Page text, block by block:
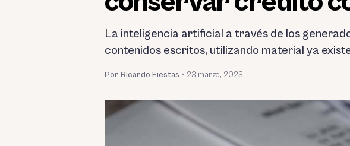
La inteligencia artificial a través de los
contenidos escritos, utilizando material ya
Por Ricardo Fiestas • 23 marzo, 2023